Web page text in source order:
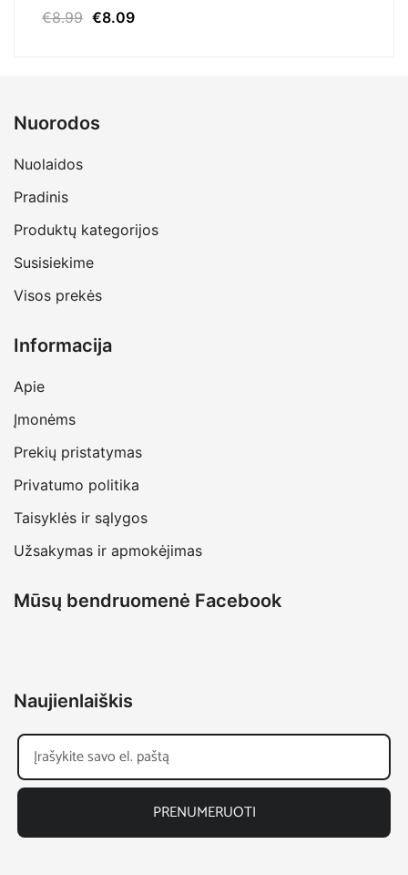
€8.99 Original
€8.09Current
Nuorodos
Nuolaidos
Pradinis
Produktų kategorijos
Susisiekime
Visos prekės
Informacija
Apie
Įmonėms
Prekių pristatymas
Privatumo politika
Taisyklės ir sąlygos
Užsakymas ir apmokėjimas
Mūsų bendruomenė Facebook
Naujienlaiškis
PRENUMERUOTI